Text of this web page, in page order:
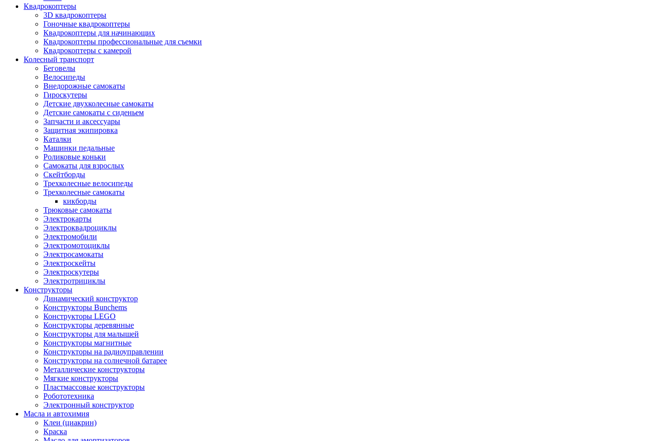
Квадрокоптеры
3D квадрокоптеры
Гоночные квадрокоптеры
Квадрокоптеры для начинающих
Квадрокоптеры профессиональные для съемки
Квадрокоптеры с камерой
Колесный транспорт
Беговелы
Велосипеды
Внедорожные самокаты
Гироскутеры
Детские двухколесные самокаты
Детские самокаты с сиденьем
Запчасти и аксессуары
Защитная экипировка
Каталки
Машинки педальные
Роликовые коньки
Самокаты для взрослых
Скейтборды
Трехколесные велосипеды
Трехколесные самокаты
кикборды
Трюковые самокаты
Электрокарты
Электроквадроциклы
Электромобили
Электромотоциклы
Электросамокаты
Электроскейты
Электроскутеры
Электротрициклы
Конструкторы
Динамический конструктор
Конструкторы Bunchems
Конструкторы LEGO
Конструкторы деревянные
Конструкторы для малышей
Конструкторы магнитные
Конструкторы на радиоуправлении
Конструкторы на солнечной батарее
Металлические конструкторы
Мягкие конструкторы
Пластмассовые конструкторы
Робототехника
Электронный конструктор
Масла и автохимия
Клеи (циакрин)
Краска